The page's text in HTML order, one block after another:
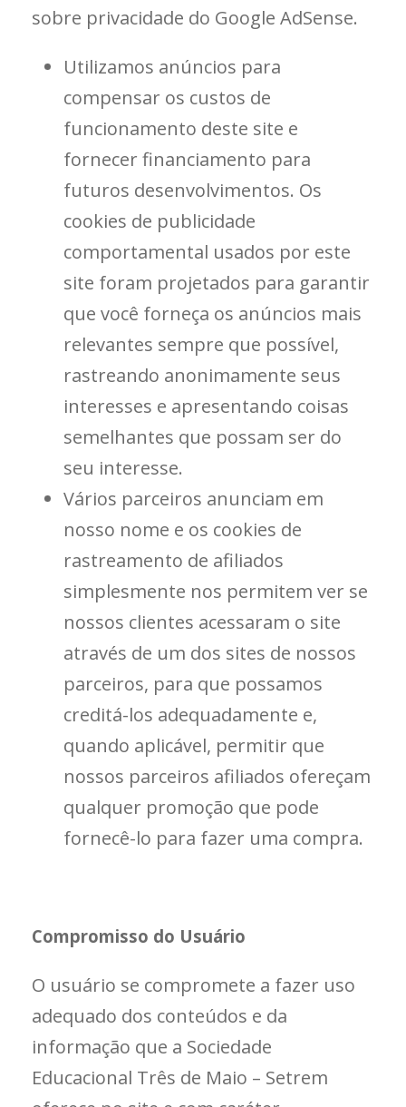
sobre privacidade do Google AdSense.
Utilizamos anúncios para
compensar os custos de
funcionamento deste site e
fornecer financiamento para
futuros desenvolvimentos. Os
cookies de publicidade
comportamental usados ​​por este
site foram projetados para garantir
que você forneça os anúncios mais
relevantes sempre que possível,
rastreando anonimamente seus
interesses e apresentando coisas
semelhantes que possam ser do
seu interesse.
Vários parceiros anunciam em
nosso nome e os cookies de
rastreamento de afiliados
simplesmente nos permitem ver se
nossos clientes acessaram o site
através de um dos sites de nossos
parceiros, para que possamos
creditá-los adequadamente e,
quando aplicável, permitir que
nossos parceiros afiliados ofereçam
qualquer promoção que pode
fornecê-lo para fazer uma compra.
Compromisso do Usuário
O usuário se compromete a fazer uso
adequado dos conteúdos e da
informação que a Sociedade
Educacional Três de Maio – Setrem